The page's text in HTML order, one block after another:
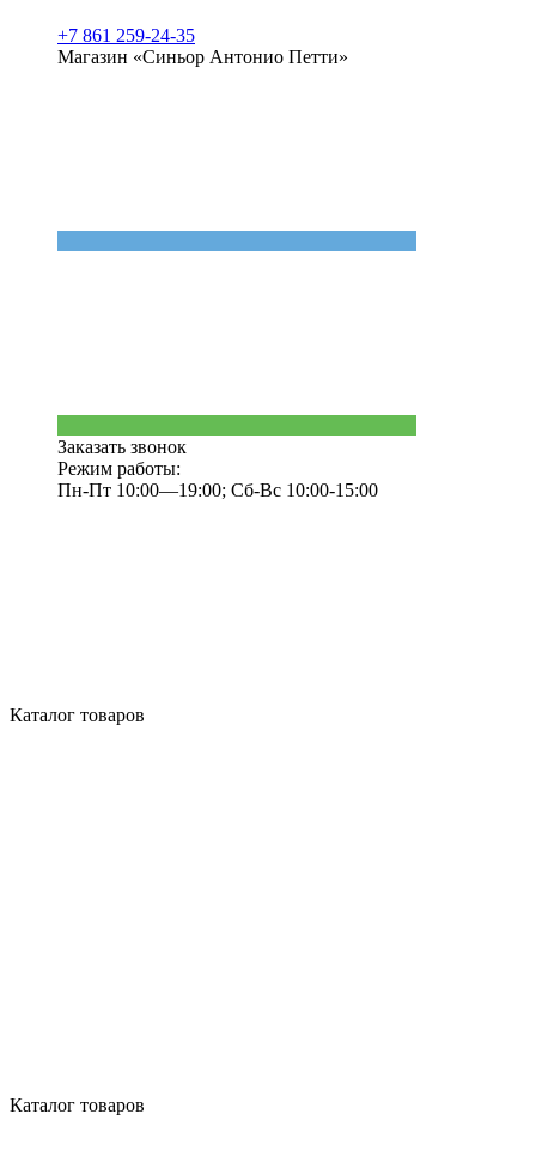
+7 861 259-24-35
Магазин «Синьор Антонио Петти»
Заказать звонок
Режим работы:
Пн-Пт 10:00—19:00; Сб-Вс 10:00-15:00
Каталог товаров
Каталог товаров